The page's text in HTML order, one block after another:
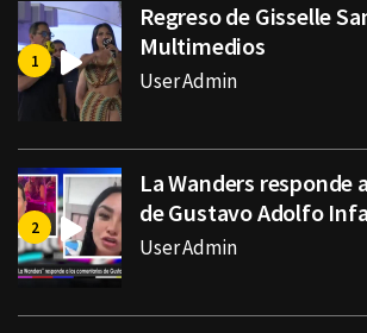
Regreso de Gisselle
Multimedios
User Admin
La Wanders responde
de Gustavo Adolfo
User Admin